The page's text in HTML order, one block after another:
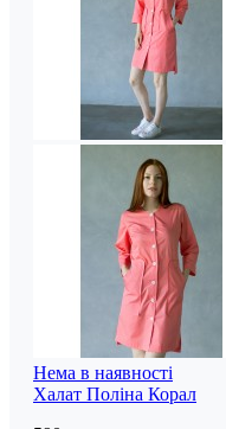
Нема в наявності
Халат Поліна Корал